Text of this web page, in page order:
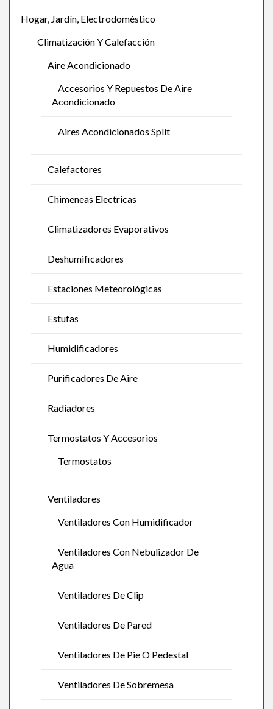
Hogar, Jardín, Electrodoméstico
Climatización Y Calefacción
Aire Acondicionado
Accesorios Y Repuestos De Aire
Acondicionado
Aires Acondicionados Split
Calefactores
Chimeneas Electricas
Climatizadores Evaporativos
Deshumificadores
Estaciones Meteorológicas
Estufas
Humidificadores
Purificadores De Aire
Radiadores
Termostatos Y Accesorios
Termostatos
Ventiladores
Ventiladores Con Humidificador
Ventiladores Con Nebulizador De
Agua
Ventiladores De Clip
Ventiladores De Pared
Ventiladores De Pie O Pedestal
Ventiladores De Sobremesa